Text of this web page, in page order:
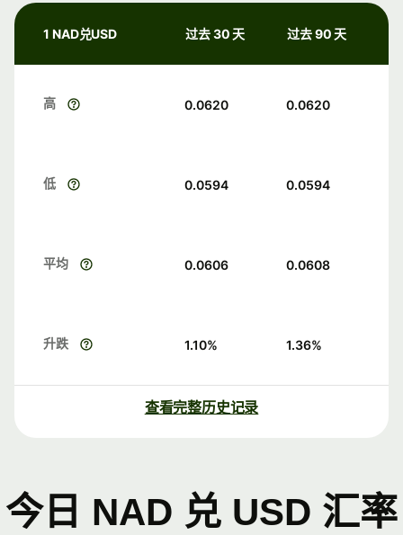
1 NAD兑USD 过去 30 天 过去 90 天
高 0.0620 0.0620
低 0.0594 0.0594
平均 0.0606 0.0608
升跌 1.10% 1.36%
查看完整历史记录
今日 NAD 兑 USD 汇率